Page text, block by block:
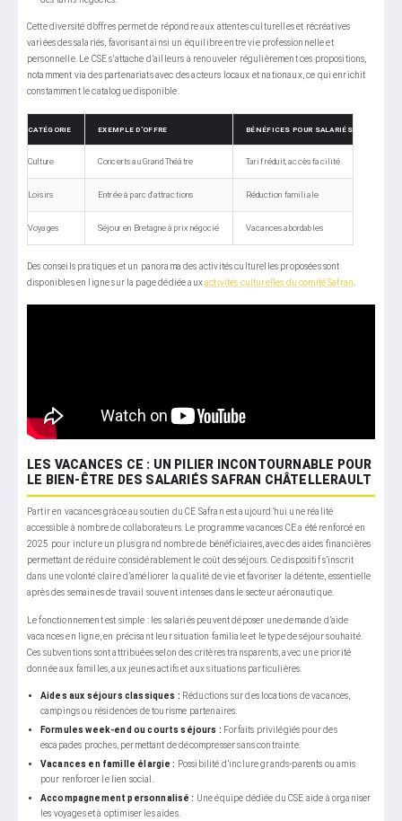
Cette diversité d’offres permet de répondre aux attentes culturelles et récréatives
variées des salariés, favorisant ainsi un équilibre entre vie professionnelle et
personnelle. Le CSE s’attache d’ailleurs à renouveler régulièrement ces propositions,
notamment via des partenariats avec des acteurs locaux et nationaux, ce qui enrichit
constamment le catalogue disponible.
CATÉGORIE EXEMPLE D’OFFRE BÉNÉFICES POUR SALARIÉS
Culture Concerts au Grand Théâtre Tarif réduit, accès facilité
Loisirs Entrée à parc d’attractions Réduction familiale
Voyages Séjour en Bretagne à prix négocié Vacances abordables
Des conseils pratiques et un panorama des activités culturelles proposées sont
disponibles en ligne sur la page dédiée auxactivités culturelles du comité Safran
LES VACANCES CE : UN PILIER INCONTOURNABLE POUR
LE BIEN-ÊTRE DES SALARIÉS SAFRAN CHÂTELLERAULT
Partir en vacances grâce au soutien du CE Safran est aujourd’hui une réalité
accessible à nombre de collaborateurs. Le programme vacances CE a été renforcé en
2025 pour inclure un plus grand nombre de bénéficiaires, avec des aides financières
permettant de réduire considérablement le coût des séjours. Ce dispositif s’inscrit
dans une volonté claire d’améliorer la qualité de vie et favoriser la détente, essentielle
après des semaines de travail souvent intenses dans le secteur aéronautique.
Le fonctionnement est simple : les salariés peuvent déposer une demande d’aide
vacances en ligne, en précisant leur situation familiale et le type de séjour souhaité.
Ces subventions sont attribuées selon des critères transparents, avec une priorité
donnée aux familles, aux jeunes actifs et aux situations particulières.
Aides aux séjours classiques : Réductions sur des locations de vacances,
campings ou résidences de tourisme partenaires.
Formules week-end ou courts séjours : Forfaits privilégiés pour des
escapades proches, permettant de décompresser sans contrainte.
Vacances en famille élargie : Possibilité d’inclure grands-parents ou amis
pour renforcer le lien social.
Accompagnement personnalisé : Une équipe dédiée du CSE aide à organiser
les voyages et à optimiser les aides.